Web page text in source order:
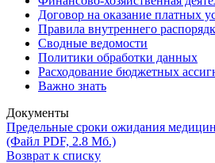
Договор на оказание платных
Правила внутреннего
Сводные ведомости
Политики обработки данных
Расходование бюджетных
Важно знать
Документы
Предельные сроки ожидания
(Файл PDF, 2.8 Мб.)
Возврат к списку